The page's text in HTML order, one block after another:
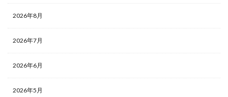
2026年8月
2026年7月
2026年6月
2026年5月